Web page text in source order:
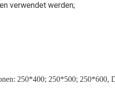
verwendet werden;
250*400; 250*500; 250*600,